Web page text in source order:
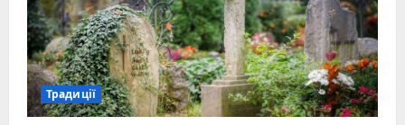
и
медицинские
предостережения
Традиції